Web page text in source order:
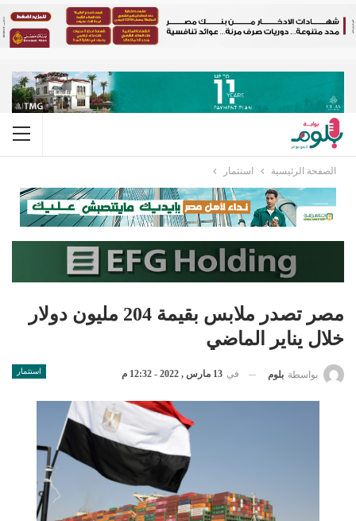
الصفحة الرئيسية استثمار
مصر تصدر ملابس بقيمة 204 مليون دولار
خلال يناير الماضي
استثمار بواسطة بلوم في 13 مارس , 2022 - 12:32 م